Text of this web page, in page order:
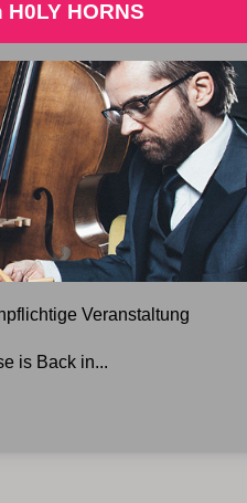
– in eine Zeit, ...
HORNS
Veranstaltung
is Back in...